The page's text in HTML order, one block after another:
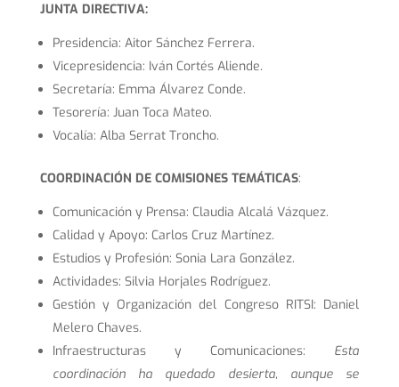
JUNTA DIRECTIVA:
Presidencia: Aitor Sánchez Ferrera.
Vicepresidencia: Iván Cortés Aliende.
Secretaría: Emma Álvarez Conde.
Tesorería: Juan Toca Mateo.
Vocalía: Alba Serrat Troncho.
COORDINACIÓN DE COMISIONES TEMÁTICAS:
Comunicación y Prensa: Claudia Alcalá Vázquez.
Calidad y Apoyo: Carlos Cruz Martínez.
Estudios y Profesión: Sonia Lara González.
Actividades: Silvia Horjales Rodríguez.
Gestión y Organización del Congreso RITSI: Daniel
Melero Chaves.
Infraestructuras y Comunicaciones: Esta
coordinación ha quedado desierta, aunque se